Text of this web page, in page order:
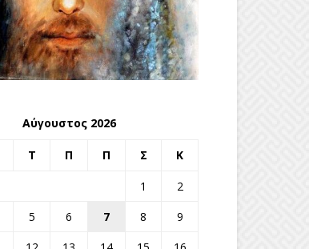
Αύγουστος 2026
Τ Π Π Σ Κ
1
2
5 6 7 8
9